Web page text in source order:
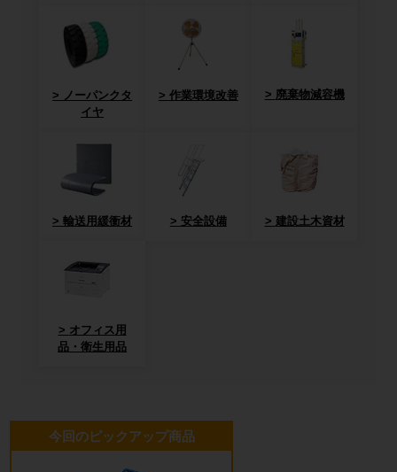
ノーパンクタ
イヤ
作業環境改善 廃棄物減容機
輸送用緩衝材 安全設備 建設土木資材
オフィス用
品・衛生用品
今回のピックアップ商品